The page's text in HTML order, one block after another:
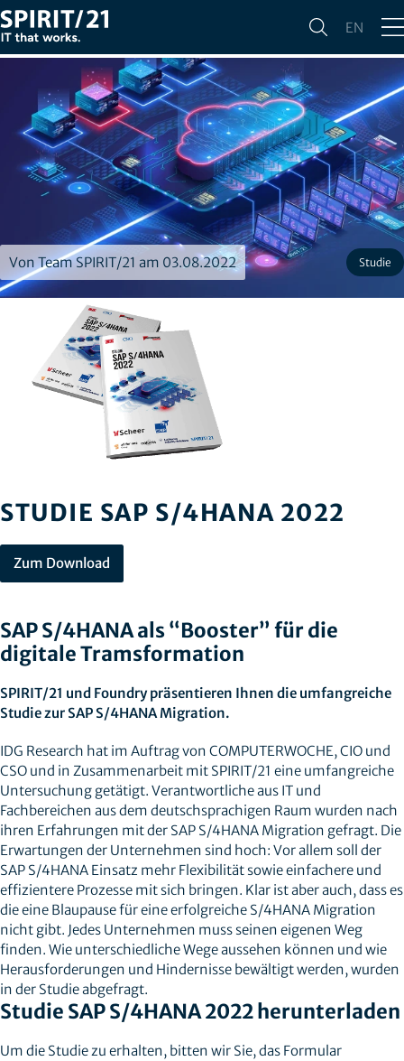
EN
Von Team SPIRIT/21 am 03.08.2022 Studie
STUDIE SAP S/4HANA 2022
Zum Download
SAP S/4HANA als “Booster” für die
digitale Tramsformation
SPIRIT/21 und Foundry präsentieren Ihnen die umfangreiche
Studie zur SAP S/4HANA Migration.
IDG Research hat im Auftrag von COMPUTERWOCHE, CIO und
CSO und in Zusammenarbeit mit SPIRIT/21 eine umfangreiche
Untersuchung getätigt. Verantwortliche aus IT und
Fachbereichen aus dem deutschsprachigen Raum wurden nach
ihren Erfahrungen mit der SAP S/4HANA Migration gefragt. Die
Erwartungen der Unternehmen sind hoch: Vor allem soll der
SAP S/4HANA Einsatz mehr Flexibilität sowie einfachere und
effizientere Prozesse mit sich bringen. Klar ist aber auch, dass es
die eine Blaupause für eine erfolgreiche S/4HANA Migration
nicht gibt. Jedes Unternehmen muss seinen eigenen Weg
finden. Wie unterschiedliche Wege aussehen können und wie
Herausforderungen und Hindernisse bewältigt werden, wurden
in der Studie abgefragt.
Studie SAP S/4HANA 2022 herunterladen
Um die Studie zu erhalten, bitten wir Sie, das Formular